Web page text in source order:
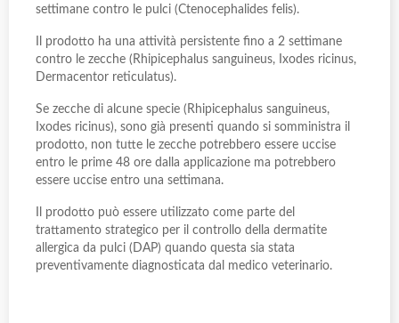
settimane contro le pulci (Ctenocephalides felis).
Il prodotto ha una attività persistente fino a 2 settimane
contro le zecche (Rhipicephalus sanguineus, Ixodes ricinus,
Dermacentor reticulatus).
Se zecche di alcune specie (Rhipicephalus sanguineus,
Ixodes ricinus), sono già presenti quando si somministra il
prodotto, non tutte le zecche potrebbero essere uccise
entro le prime 48 ore dalla applicazione ma potrebbero
essere uccise entro una settimana.
Il prodotto può essere utilizzato come parte del
trattamento strategico per il controllo della dermatite
allergica da pulci (DAP) quando questa sia stata
preventivamente diagnosticata dal medico veterinario.